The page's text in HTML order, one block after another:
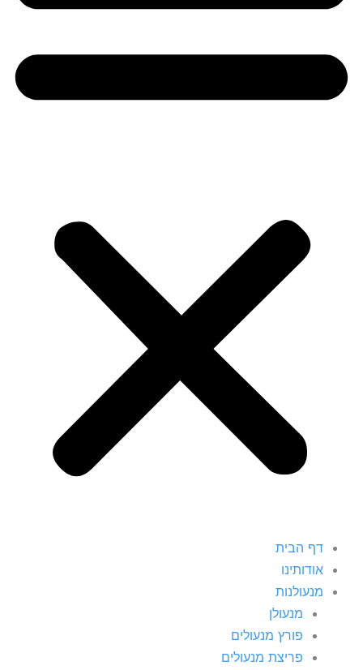
דף הבית
אודותינו
מנעולנות
מנעולן
פורץ מנעולים
פריצת מנעולים